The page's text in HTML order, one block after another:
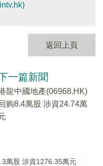
返回上頁
一篇新聞
龍中國地產(06968.HK)
购8.4萬股 涉資24.74萬
萬股 涉資1276.35萬元